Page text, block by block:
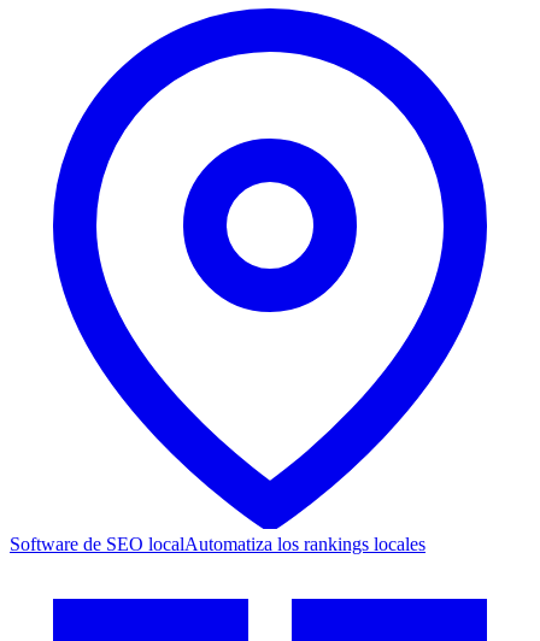
Software de SEO localAutomatiza los rankings locales